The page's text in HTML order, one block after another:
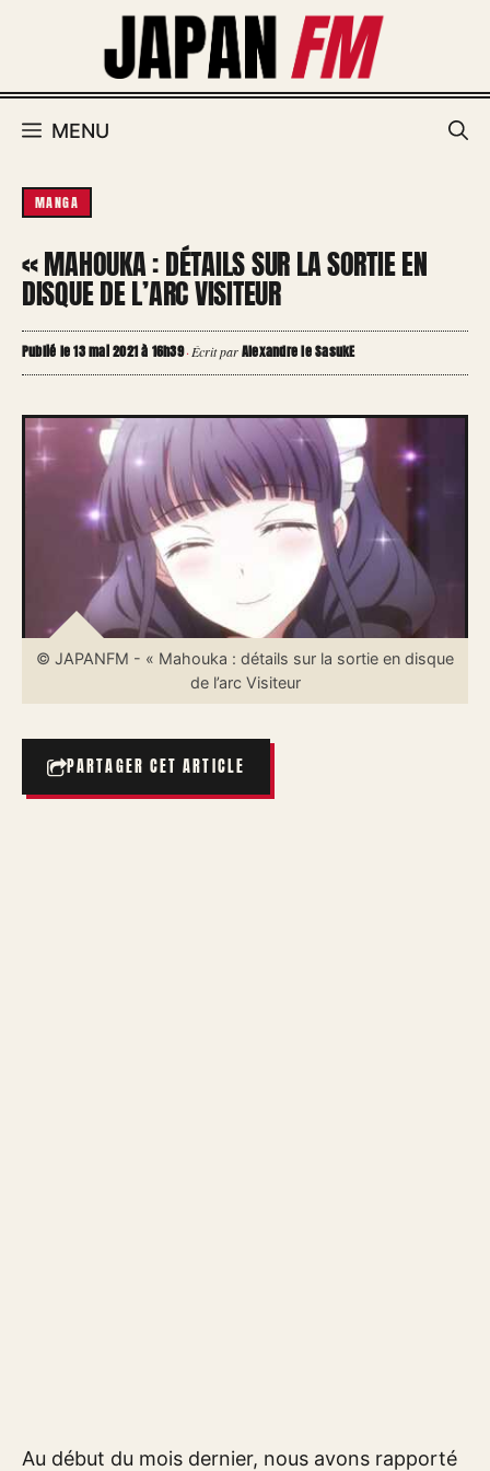
MENU
MANGA
« MAHOUKA : DÉTAILS SUR LA SORTIE EN
DISQUE DE L’ARC VISITEUR
Publié le 13 mai 2021 à 16h39·Écrit parAlexandre le SasukE
© JAPANFM - « Mahouka : détails sur la sortie en disque
de l’arc Visiteur
PARTAGER CET ARTICLE
Au début du mois dernier, nous avons rapporté